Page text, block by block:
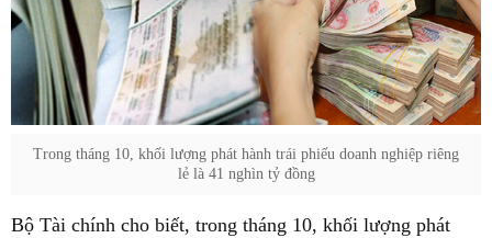
Trong tháng 10, khối lượng phát hành trái phiếu doanh nghiệp riêng
lẻ là 41 nghìn tỷ đồng
Bộ Tài chính cho biết, trong tháng 10, khối lượng phát